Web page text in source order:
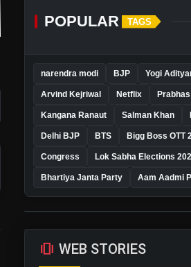
POPULAR TAGS
narendra modi BJP Yogi
Arvind Kejriwal Netflix Prabhas
Kangana Ranaut Salman Khan
Delhi BJP BTS Bigg Boss OTT
Congress Lok Sabha Elections
Bhartiya Janta Party Aam Aadmi
amp_stories WEB STORIES